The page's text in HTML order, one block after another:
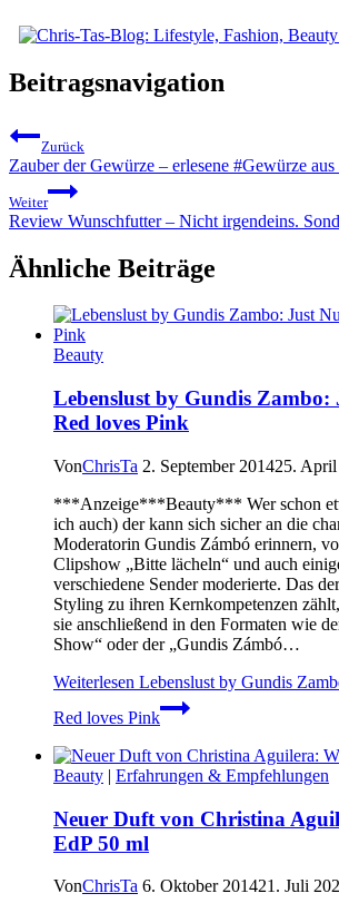
Beitragsnavigation
Zurück
Zauber der Gewürze – erlesene #Gewürze
Weiter
Review Wunschfutter – Nicht irgendeins.
Ähnliche Beiträge
Beauty
Lebenslust by Gundis Zambo:
Red loves Pink
VonChrisTa 2. September 201425.
***Anzeige***Beauty*** Wer schon
ich auch) der kann sich sicher an die
Moderatorin Gundis Zámbó erinnern,
Clipshow „Bitte lächeln“ und auch
verschiedene Sender moderierte. Das
Styling zu ihren Kernkompetenzen
sie anschließend in den Formaten wie
Show“ oder der „Gundis Zámbó…
Weiterlesen Lebenslust by Gundis
Red loves Pink
Beauty | Erfahrungen & Empfehlungen
Neuer Duft von Christina
EdP 50 ml
VonChrisTa 6. Oktober 201421. Juli